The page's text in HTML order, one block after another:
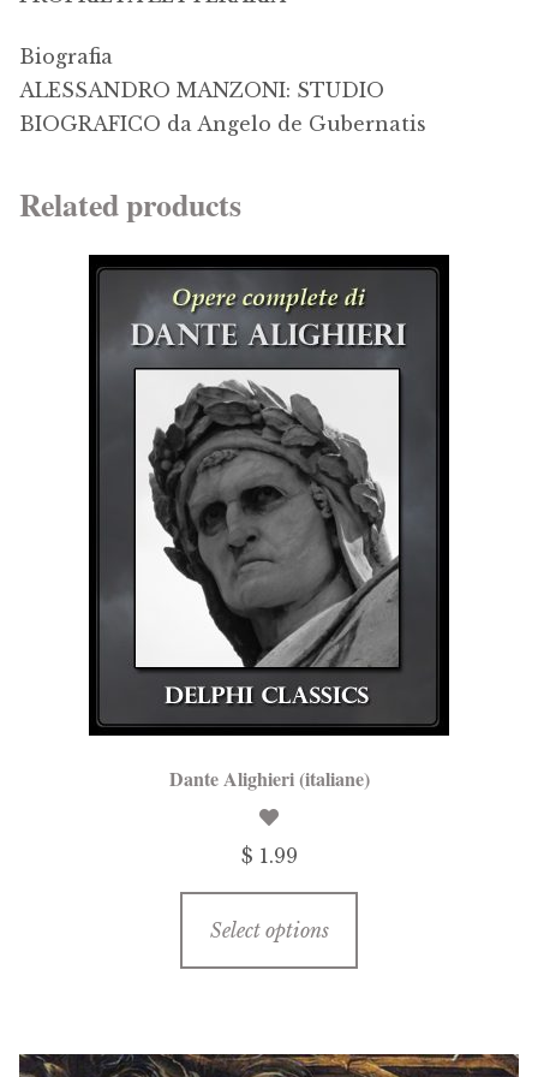
Biografia
ALESSANDRO MANZONI: STUDIO
BIOGRAFICO da Angelo de Gubernatis
Related products
Dante Alighieri (italiane)
$ 1.99
Select options
has